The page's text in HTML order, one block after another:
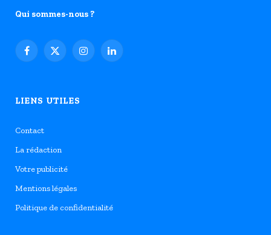
Qui sommes-nous ?
Facebook
X
InstagramLinkedIn
LIENS UTILES
Contact
La rédaction
Votre publicité
Mentions légales
Politique de confidentialité